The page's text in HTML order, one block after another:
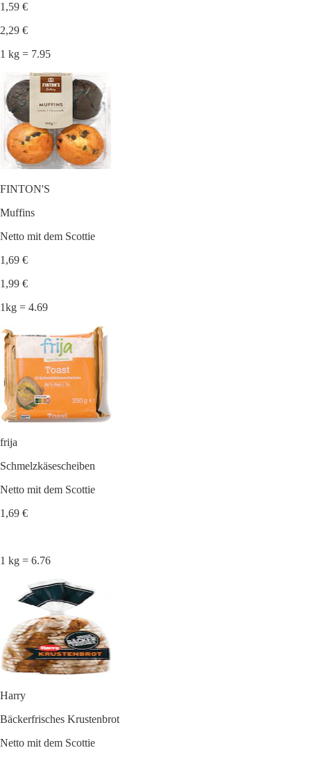
1,59 €
2,29 €
1 kg = 7.95
FINTON'S
Muffins
Netto mit dem Scottie
1,69 €
1,99 €
1kg = 4.69
frija
Schmelzkäsescheiben
Netto mit dem Scottie
1,69 €
1 kg = 6.76
Harry
Bäckerfrisches Krustenbrot
Netto mit dem Scottie